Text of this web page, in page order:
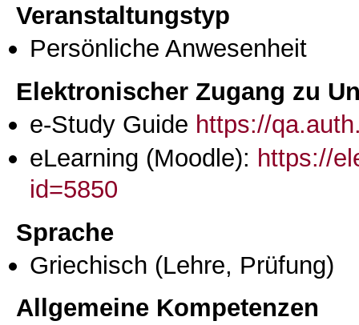
Veranstaltungstyp
Persönliche Anwesenheit
Elektronischer Zugang zu
e-Study Guide https://
eLearning (Moodle): https://
id=5850
Sprache
Griechisch (Lehre, Prüfung)
Allgemeine Kompetenzen